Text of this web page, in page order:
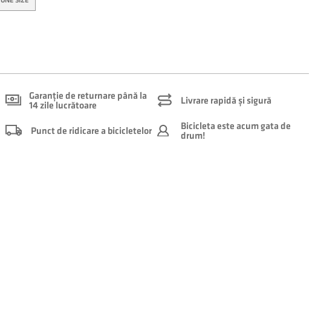
Garanție de returnare până la
14 zile lucrătoare
Livrare rapidă și sigură
Punct de ridicare a bicicletelor
Bicicleta este acum gata de
drum!